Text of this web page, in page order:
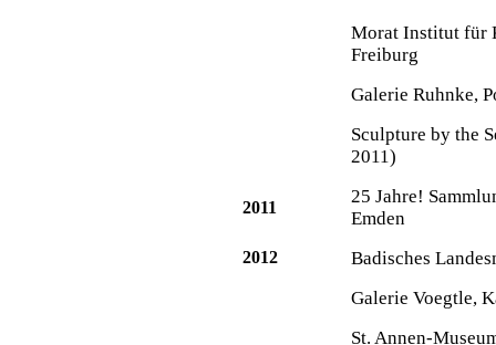
Morat Institut für
Freiburg
Galerie Ruhnke,
Sculpture by the
2011)
2011
25 Jahre!
Emden
2012
Badisches
Galerie Voegtle,
St. Annen-